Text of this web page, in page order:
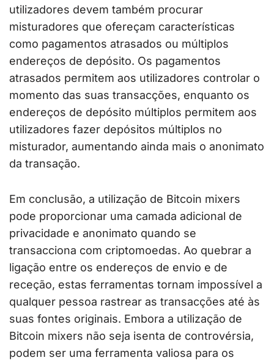
utilizadores devem também procurar
misturadores que ofereçam características
como pagamentos atrasados ou múltiplos
endereços de depósito. Os pagamentos
atrasados permitem aos utilizadores controlar o
momento das suas transacções, enquanto os
endereços de depósito múltiplos permitem aos
utilizadores fazer depósitos múltiplos no
misturador, aumentando ainda mais o anonimato
da transação.
Em conclusão, a utilização de Bitcoin mixers
pode proporcionar uma camada adicional de
privacidade e anonimato quando se
transacciona com criptomoedas. Ao quebrar a
ligação entre os endereços de envio e de
receção, estas ferramentas tornam impossível a
qualquer pessoa rastrear as transacções até às
suas fontes originais. Embora a utilização de
Bitcoin mixers não seja isenta de controvérsia,
podem ser uma ferramenta valiosa para os